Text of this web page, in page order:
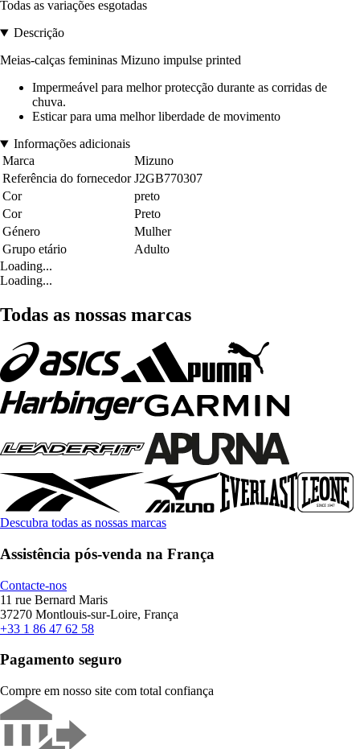
Todas as variações esgotadas
Descrição
Meias-calças femininas Mizuno impulse printed
Impermeável para melhor protecção durante as corridas de
chuva.
Esticar para uma melhor liberdade de movimento
Informações adicionais
Marca
Mizuno
Referência do fornecedor J2GB770307
Cor
preto
Cor
Preto
Género
Mulher
Grupo etário
Adulto
Loading...
Loading...
Todas as nossas marcas
Descubra todas as nossas marcas
Assistência pós-venda na França
Contacte-nos
11 rue Bernard Maris
37270 Montlouis-sur-Loire, França
+33 1 86 47 62 58
Pagamento seguro
Compre em nosso site com total confiança